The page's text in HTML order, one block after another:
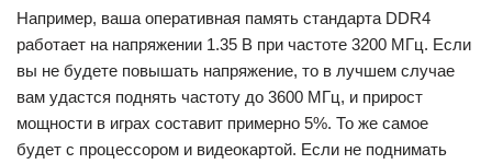
Например, ваша оперативная память стандарта DDR4
работает на напряжении 1.35 В при частоте 3200 МГц. Если
вы не будете повышать напряжение, то в лучшем случае
вам удастся поднять частоту до 3600 МГц, и прирост
мощности в играх составит примерно 5%. То же самое
будет с процессором и видеокартой. Если не поднимать